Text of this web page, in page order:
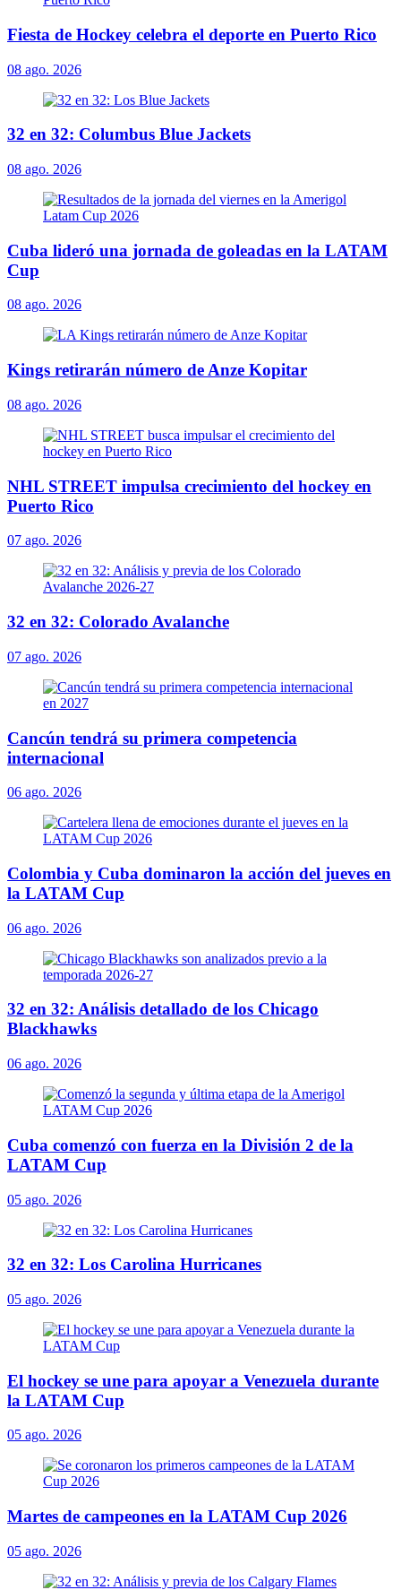
Fiesta de Hockey celebra el deporte en Puerto Rico
08 ago. 2026
32 en 32: Columbus Blue Jackets
08 ago. 2026
Cuba lideró una jornada de goleadas en la LATAM
Cup
08 ago. 2026
Kings retirarán número de Anze Kopitar
08 ago. 2026
NHL STREET impulsa crecimiento del hockey en
Puerto Rico
07 ago. 2026
32 en 32: Colorado Avalanche
07 ago. 2026
Cancún tendrá su primera competencia
internacional
06 ago. 2026
Colombia y Cuba dominaron la acción del jueves en
la LATAM Cup
06 ago. 2026
32 en 32: Análisis detallado de los Chicago
Blackhawks
06 ago. 2026
Cuba comenzó con fuerza en la División 2 de la
LATAM Cup
05 ago. 2026
32 en 32: Los Carolina Hurricanes
05 ago. 2026
El hockey se une para apoyar a Venezuela durante
la LATAM Cup
05 ago. 2026
Martes de campeones en la LATAM Cup 2026
05 ago. 2026